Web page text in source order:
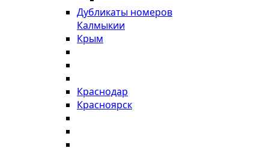
Дубликаты номеров
Калмыкии
Крым
Краснодар
Красноярск